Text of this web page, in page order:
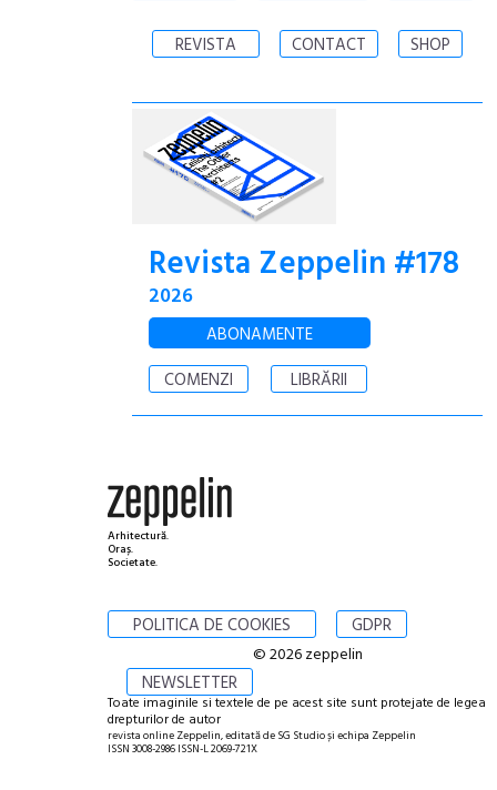
REVISTA CONTACT SHOP
Revista Zeppelin #178
2026
ABONAMENTE
COMENZI
LIBRĂRII
Arhitectură.
Oraș.
Societate.
POLITICA DE COOKIES GDPR
NEWSLETTER
© 2026 zeppelin
Toate imaginile si textele de pe acest site sunt protejate de legea
drepturilor de autor
revista online Zeppelin, editată de SG Studio și echipa Zeppelin
ISSN 3008-2986 ISSN-L 2069-721X